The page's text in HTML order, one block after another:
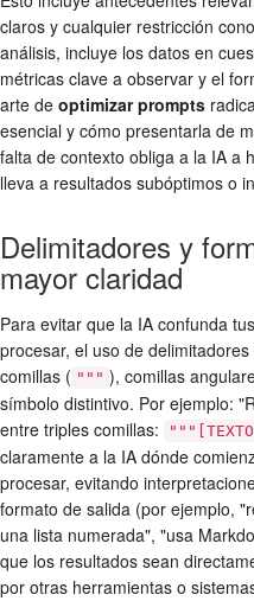
claros y cualquier restricción
análisis, incluye los datos en
métricas clave a observar y el
arte de optimizar prompts
esencial y cómo presentarla de
falta de contexto obliga a la IA a
lleva a resultados subóptimos o
Delimitadores y
mayor claridad
Para evitar que la IA confunda
procesar, el uso de
comillas ( """ ), comillas
símbolo distintivo. Por ejemplo:
entre triples comillas:
claramente a la IA dónde
procesar, evitando
formato de salida (por ejemplo,
una lista numerada", "usa
que los resultados sean
por otras herramientas o